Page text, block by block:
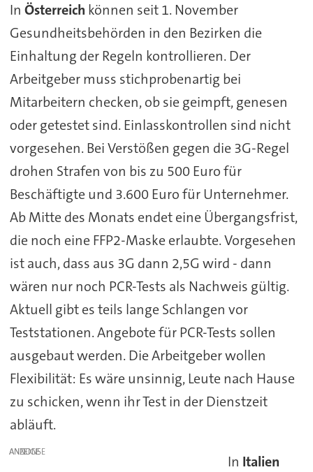
In Österreich können seit 1. November
Gesundheitsbehörden in den Bezirken die
Einhaltung der Regeln kontrollieren. Der
Arbeitgeber muss stichprobenartig bei
Mitarbeitern checken, ob sie geimpft, genesen
oder getestet sind. Einlasskontrollen sind nicht
vorgesehen. Bei Verstößen gegen die 3G-Regel
drohen Strafen von bis zu 500 Euro für
Beschäftigte und 3.600 Euro für Unternehmer.
Ab Mitte des Monats endet eine Übergangsfrist,
die noch eine FFP2-Maske erlaubte. Vorgesehen
ist auch, dass aus 3G dann 2,5G wird - dann
wären nur noch PCR-Tests als Nachweis gültig.
Aktuell gibt es teils lange Schlangen vor
Teststationen. Angebote für PCR-Tests sollen
ausgebaut werden. Die Arbeitgeber wollen
Flexibilität: Es wäre unsinnig, Leute nach Hause
zu schicken, wenn ihr Test in der Dienstzeit
abläuft.
ANZEIGE
In Italien